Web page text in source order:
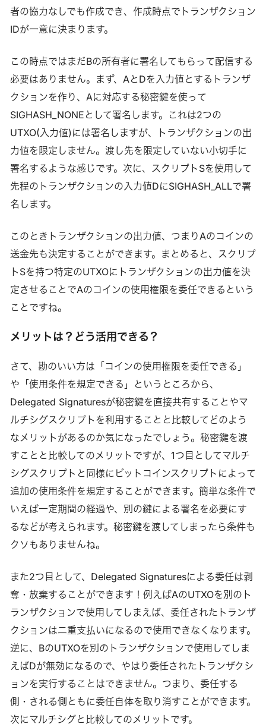
者の協力なしでも作成でき、作成時点でトランザクション
IDが一意に決まります。
この時点ではまだBの所有者に署名してもらって配信する
必要はありません。まず、AとDを入力値とするトランザ
クションを作り、Aに対応する秘密鍵を使って
SIGHASH_NONEとして署名します。これは2つの
UTXO(入力値)には署名しますが、トランザクションの出
力値を限定しません。渡し先を限定していない小切手に
署名するような感じです。次に、スクリプトSを使用して
先程のトランザクションの入力値DにSIGHASH_ALLで署
名します。
このときトランザクションの出力値、つまりAのコインの
送金先も決定することができます。まとめると、スクリプ
トSを持つ特定のUTXOにトランザクションの出力値を決
定させることでAのコインの使用権限を委任できるという
ことですね。
メリットは？どう活用できる？
さて、勘のいい方は「コインの使用権限を委任できる」
や「使用条件を規定できる」というところから、
Delegated Signaturesが秘密鍵を直接共有することやマ
ルチシグスクリプトを利用することと比較してどのよう
なメリットがあるのか気になったでしょう。秘密鍵を渡
すことと比較してのメリットですが、1つ目としてマルチ
シグスクリプトと同様にビットコインスクリプトによって
追加の使用条件を規定することができます。簡単な条件で
いえば一定期間の経過や、別の鍵による署名を必要にす
るなどが考えられます。秘密鍵を渡してしまったら条件も
クソもありませんね。
また2つ目として、Delegated Signaturesによる委任は剥
奪・放棄することができます！例えばAのUTXOを別のト
ランザクションで使用してしまえば、委任されたトランザ
クションは二重支払いになるので使用できなくなります。
逆に、BのUTXOを別のトランザクションで使用してしま
えばDが無効になるので、やはり委任されたトランザクシ
ョンを実行することはできません。つまり、委任する
側・される側ともに委任自体を取り消すことができます。
次にマルチシグと比較してのメリットです。